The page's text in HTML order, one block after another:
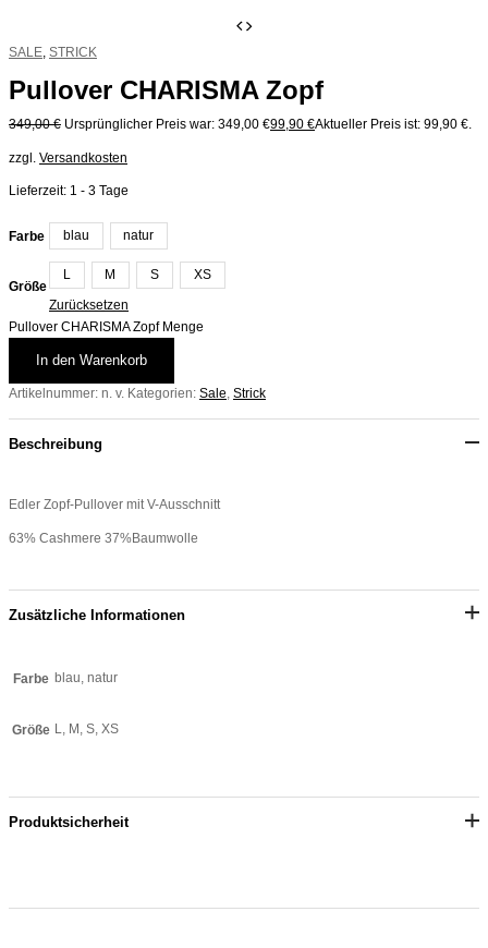
SALE, STRICK
Pullover CHARISMA Zopf
349,00€ Ursprünglicher Preis war: 349,00 €99,90 €Aktueller Preis ist: 99,90 €.
zzgl. Versandkosten
Lieferzeit: 1 - 3 Tage
Farbe blau natur
Größe
L M S XS
Zurücksetzen
Pullover CHARISMA Zopf Menge
In den Warenkorb
Artikelnummer: n. v. Kategorien: Sale, Strick
Beschreibung
Edler Zopf-Pullover mit V-Ausschnitt
63% Cashmere 37%Baumwolle
Zusätzliche Informationen
Farbe blau, natur
Größe L, M, S, XS
Produktsicherheit